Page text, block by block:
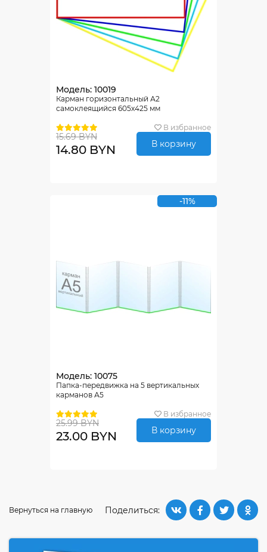
Модель: 10019
Карман горизонтальный А2
самоклеящийся 605х425 мм
В избранное
15.69 BYN
14.80 BYN В корзину
-11%
Модель: 10075
Папка-передвижка на 5 вертикальных
карманов А5
В избранное
25.99 BYN
23.00 BYN В корзину
Поделиться:
Вернуться на главную